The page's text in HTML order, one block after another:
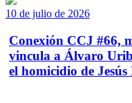
10 de julio de 2026
Conexión CCJ #66,
vincula a Álvaro
el homicidio de